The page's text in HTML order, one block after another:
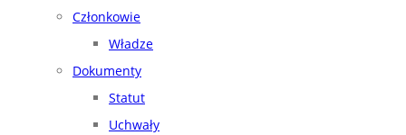
Członkowie
Władze
Dokumenty
Statut
Uchwały